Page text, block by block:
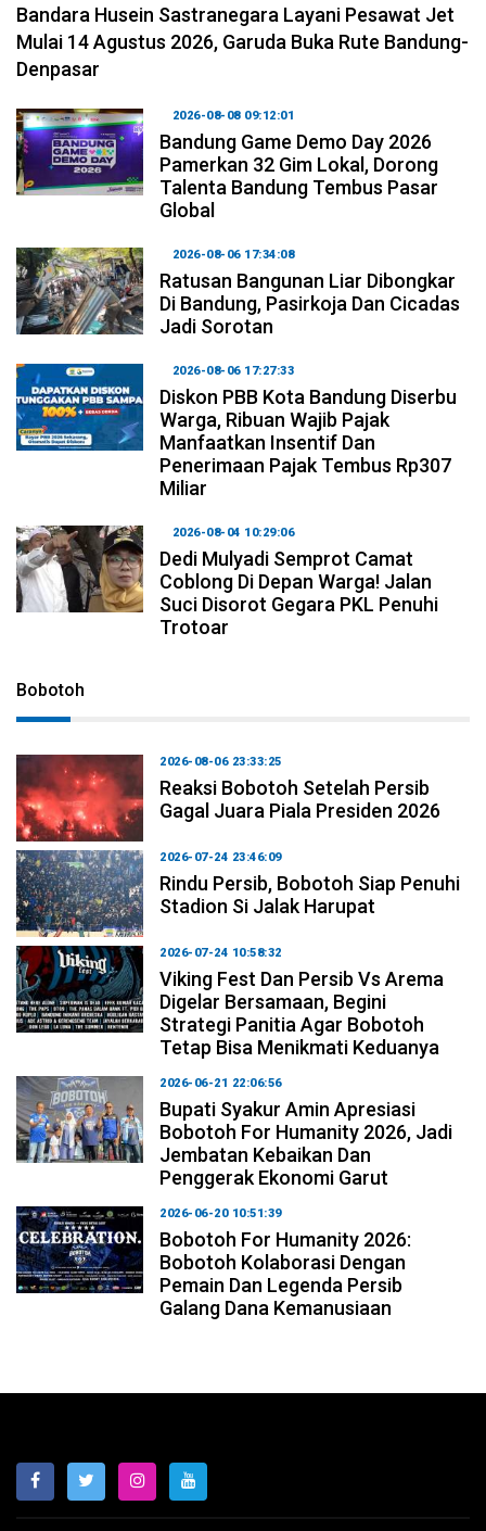
Bandara Husein Sastranegara Layani Pesawat Jet
Mulai 14 Agustus 2026, Garuda Buka Rute Bandung-
Denpasar
2026-08-08 09:12:01
Bandung Game Demo Day 2026
Pamerkan 32 Gim Lokal, Dorong
Talenta Bandung Tembus Pasar
Global
2026-08-06 17:34:08
Ratusan Bangunan Liar Dibongkar
Di Bandung, Pasirkoja Dan Cicadas
Jadi Sorotan
2026-08-06 17:27:33
Diskon PBB Kota Bandung Diserbu
Warga, Ribuan Wajib Pajak
Manfaatkan Insentif Dan
Penerimaan Pajak Tembus Rp307
Miliar
2026-08-04 10:29:06
Dedi Mulyadi Semprot Camat
Coblong Di Depan Warga! Jalan
Suci Disorot Gegara PKL Penuhi
Trotoar
Bobotoh
2026-08-06 23:33:25
Reaksi Bobotoh Setelah Persib
Gagal Juara Piala Presiden 2026
2026-07-24 23:46:09
Rindu Persib, Bobotoh Siap Penuhi
Stadion Si Jalak Harupat
2026-07-24 10:58:32
Viking Fest Dan Persib Vs Arema
Digelar Bersamaan, Begini
Strategi Panitia Agar Bobotoh
Tetap Bisa Menikmati Keduanya
2026-06-21 22:06:56
Bupati Syakur Amin Apresiasi
Bobotoh For Humanity 2026, Jadi
Jembatan Kebaikan Dan
Penggerak Ekonomi Garut
2026-06-20 10:51:39
Bobotoh For Humanity 2026:
Bobotoh Kolaborasi Dengan
Pemain Dan Legenda Persib
Galang Dana Kemanusiaan